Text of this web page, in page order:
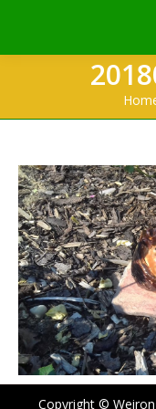
You
Copyright ©